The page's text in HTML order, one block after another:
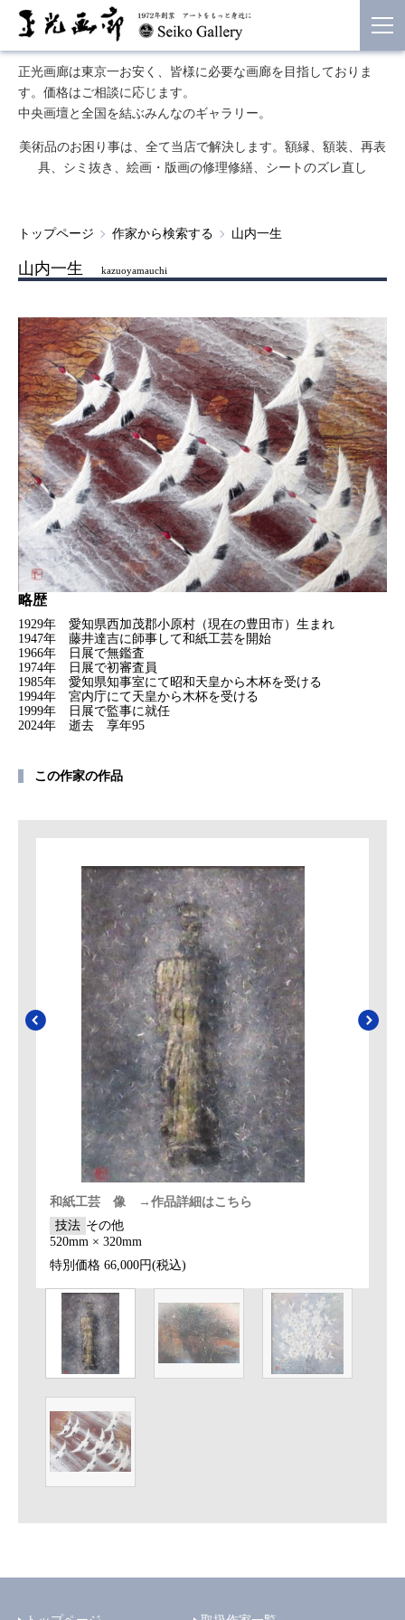
正光画廊は東京一お安く、皆様に必要な画廊を目指しておりま
す。価格はご相談に応じます。
中央画壇と全国を結ぶみんなのギャラリー。
美術品のお困り事は、全て当店で解決します。額縁、額装、再表
具、シミ抜き、絵画・版画の修理修繕、シートのズレ直し
トップページ 作家から検索する 山内一生
山内一生 kazuoyamauchi
略歴
1929年 愛知県西加茂郡小原村（現在の豊田市）生まれ
1947年 藤井達吉に師事して和紙工芸を開始
1966年 日展で無鑑査
1974年 日展で初審査員
1985年 愛知県知事室にて昭和天皇から木杯を受ける
1994年 宮内庁にて天皇から木杯を受ける
1999年 日展で監事に就任
2024年 逝去 享年95
この作家の作品
和紙工芸 像 →作品詳細はこちら
技法 その他
520mm × 320mm
特別価格 66,000円(税込)